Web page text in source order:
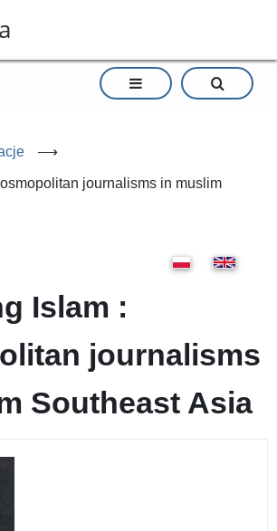
⟶
journalisms in muslim
Islam :
journalisms
Southeast Asia